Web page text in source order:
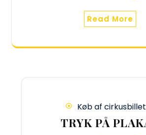
Read More
Køb af
TRYK PÅ